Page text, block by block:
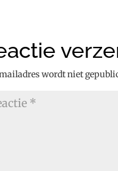
wordt niet